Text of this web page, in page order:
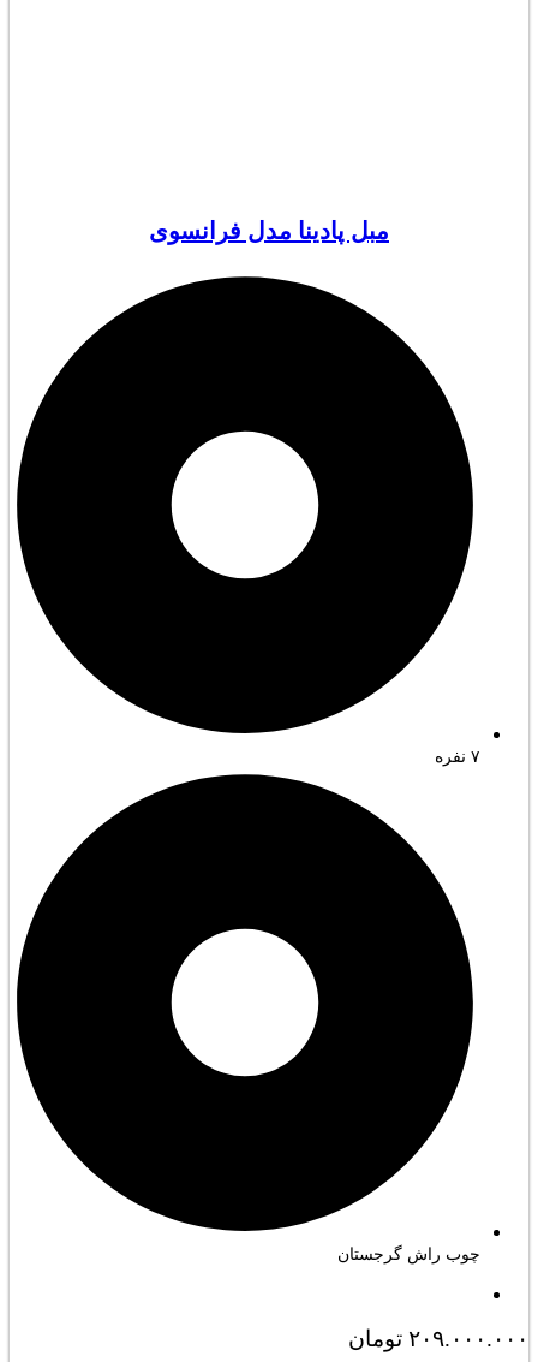
مبل پادینا مدل فرانسوی
۷ نفره
چوب راش گرجستان
۲۰۹.۰۰۰.۰۰۰ تومان